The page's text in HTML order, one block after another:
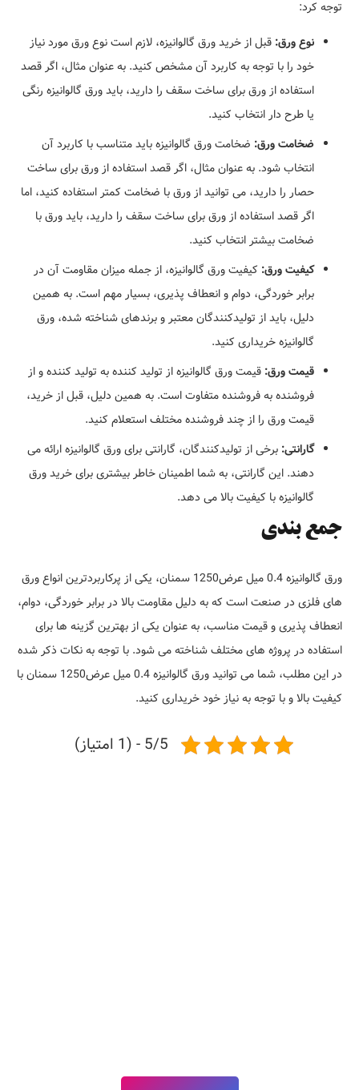
توجه کرد:
نوع ورق: قبل از خرید ورق گالوانیزه، لازم است نوع ورق مورد نیاز
خود را با توجه به کاربرد آن مشخص کنید. به عنوان مثال، اگر قصد
استفاده از ورق برای ساخت سقف را دارید، باید ورق گالوانیزه رنگی
یا طرح دار انتخاب کنید.
ضخامت ورق: ضخامت ورق گالوانیزه باید متناسب با کاربرد آن
انتخاب شود. به عنوان مثال، اگر قصد استفاده از ورق برای ساخت
حصار را دارید، می توانید از ورق با ضخامت کمتر استفاده کنید، اما
اگر قصد استفاده از ورق برای ساخت سقف را دارید، باید ورق با
ضخامت بیشتر انتخاب کنید.
کیفیت ورق: کیفیت ورق گالوانیزه، از جمله میزان مقاومت آن در
برابر خوردگی، دوام و انعطاف پذیری، بسیار مهم است. به همین
دلیل، باید از تولیدکنندگان معتبر و برندهای شناخته شده، ورق
گالوانیزه خریداری کنید.
قیمت ورق: قیمت ورق گالوانیزه از تولید کننده به تولید کننده و از
فروشنده به فروشنده متفاوت است. به همین دلیل، قبل از خرید،
قیمت ورق را از چند فروشنده مختلف استعلام کنید.
گارانتی: برخی از تولیدکنندگان، گارانتی برای ورق گالوانیزه ارائه می
دهند. این گارانتی، به شما اطمینان خاطر بیشتری برای خرید ورق
گالوانیزه با کیفیت بالا می دهد.
جمع بندی
ورق گالوانیزه 0.4 میل عرض1250 سمنان، یکی از پرکاربردترین انواع ورق
های فلزی در صنعت است که به دلیل مقاومت بالا در برابر خوردگی، دوام،
انعطاف پذیری و قیمت مناسب، به عنوان یکی از بهترین گزینه ها برای
استفاده در پروژه های مختلف شناخته می شود. با توجه به نکات ذکر شده
در این مطلب، شما می توانید ورق گالوانیزه 0.4 میل عرض1250 سمنان با
کیفیت بالا و با توجه به نیاز خود خریداری کنید.
5/5 - (1 امتیاز)